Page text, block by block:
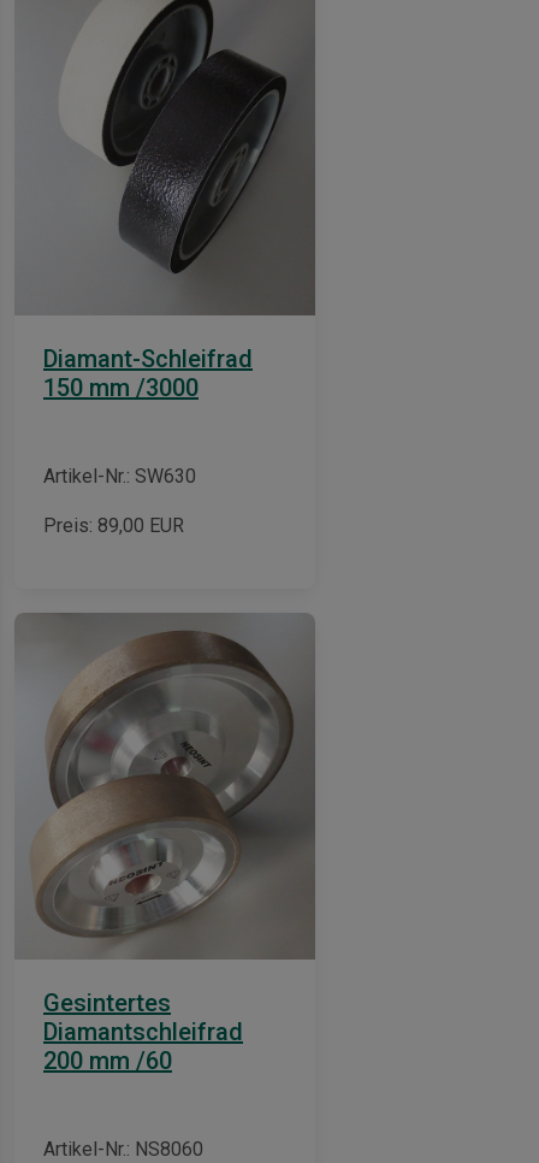
Diamant-Schleifrad
150 mm /3000
Artikel-Nr.: SW630
Preis: 89,00 EUR
Gesintertes
Diamantschleifrad
200 mm /60
Artikel-Nr.: NS8060